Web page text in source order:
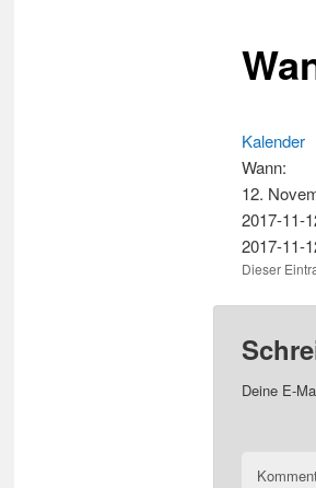
Kalender
Wann:
12.
2017-11-
2017-11-
Dieser
Deine E-